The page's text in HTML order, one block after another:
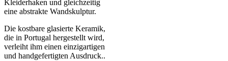
Kleiderhaken und gleichzeitig
eine abstrakte Wandskulptur.
Die kostbare glasierte Keramik,
die in Portugal hergestellt wird,
verleiht ihm einen einzigartigen
und handgefertigten Ausdruck..